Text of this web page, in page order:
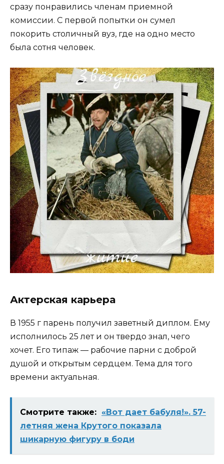
сразу понравились членам приемной
комиссии. С первой попытки он сумел
покорить столичный вуз, где на одно место
была сотня человек.
Актерская карьера
В 1955 г парень получил заветный диплом. Ему
исполнилось 25 лет и он твердо знал, чего
хочет. Его типаж — рабочие парни с доброй
душой и открытым сердцем. Тема для того
времени актуальная.
Смотрите также: «Вот дает бабуля!». 57-
летняя жена Крутого показала
шикарную фигуру в боди